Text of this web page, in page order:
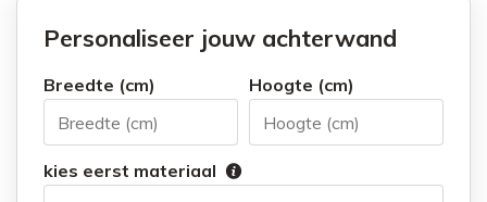
Personaliseer jouw achterwand
Breedte (cm) Hoogte (cm)
kies eerst materiaal